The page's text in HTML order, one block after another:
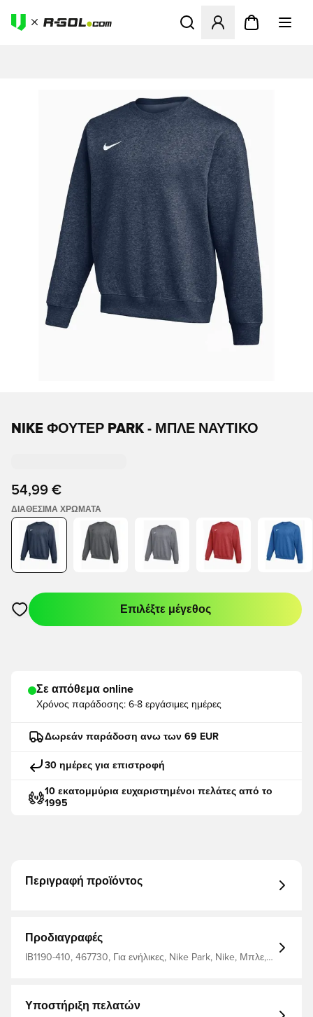
Ανοίγει ένα Modal για να
NIKE ΦΟΎΤΕΡ PARK - ΜΠΛΕ ΝΑΥΤΙΚΌ
54,99 €
ΔΙΑΘΈΣΙΜΑ ΧΡΏΜΑΤΑ
Ανοίγει ένα Modal για να συνδεθείτε ή να εγγραφείτε ως
Επιλέξτε μέγεθος
Σε απόθεμα online
Χρόνος παράδοσης: 6-8 εργάσιμες ημέρες
Δωρεάν παράδοση ανω των 69 EUR
30 ημέρες για επιστροφή
10 εκατομμύρια ευχαριστημένοι πελάτες από το
1995
Περιγραφή προϊόντος
Προδιαγραφές
IB1190-410, 467730, Για ενήλικες, Nike Park, Nike, Μπλε,
Υποστήριξη πελατών